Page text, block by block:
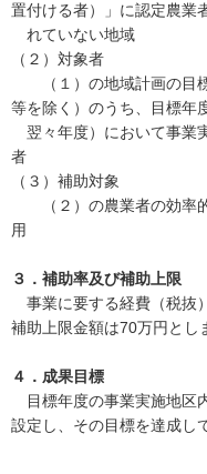
置付ける者）」に認定農業
れていない地域
（２）対象者
（１）の地域計画の目標
等を除く）のうち、目標年
翌々年度）において事業
者
（３）補助対象
（２）の農業者の効率的
用
３．補助率及び補助上限
事業に要する経費（税抜
補助上限金額は70万円とし
４．成果目標
目標年度の事業実施地区
設定し、その目標を達成し